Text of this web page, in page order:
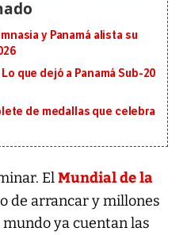
y Panamá alista su
que dejó a Panamá Sub-20
de medallas que celebra
ElMundial de la
de arrancar y millones
ya cuentan las